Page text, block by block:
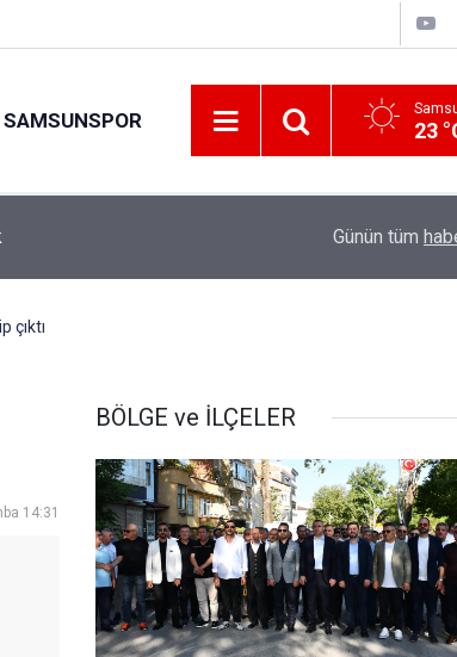
SAMSUNSPOR 23
Canik'te 20 bin hane
Günün tüm
çıktı
14:31
BÖLGE ve İLÇELER